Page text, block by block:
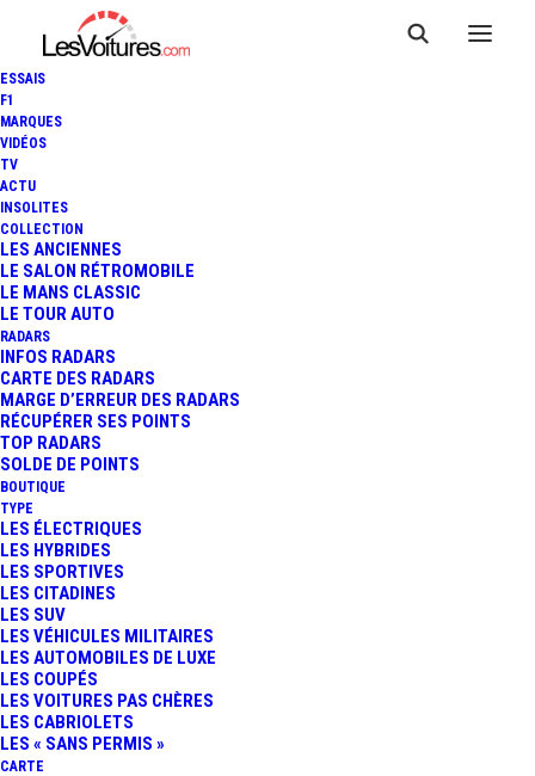
ESSAIS
F1
MARQUES
VIDÉOS
TV
ACTU
INSOLITES
COLLECTION
LES ANCIENNES
LE SALON RÉTROMOBILE
LE MANS CLASSIC
LE TOUR AUTO
RADARS
INFOS RADARS
CARTE DES RADARS
MARGE D’ERREUR DES RADARS
RÉCUPÉRER SES POINTS
TOP RADARS
SOLDE DE POINTS
BOUTIQUE
TYPE
LES ÉLECTRIQUES
LES HYBRIDES
LES SPORTIVES
LES CITADINES
LES SUV
LES VÉHICULES MILITAIRES
LES AUTOMOBILES DE LUXE
LES COUPÉS
LES VOITURES PAS CHÈRES
LES CABRIOLETS
LES « SANS PERMIS »
CARTE
VIDÉO : UNE LAMBORGHINI
ESPADA "SORTIE DE GRANGE"
3 Minutes